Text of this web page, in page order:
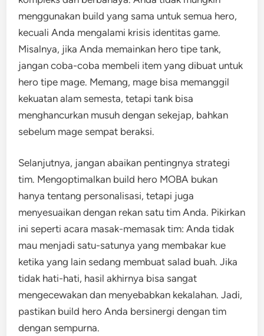
menggunakan build yang sama untuk semua hero,
kecuali Anda mengalami krisis identitas game.
Misalnya, jika Anda memainkan hero tipe tank,
jangan coba-coba membeli item yang dibuat untuk
hero tipe mage. Memang, mage bisa memanggil
kekuatan alam semesta, tetapi tank bisa
menghancurkan musuh dengan sekejap, bahkan
sebelum mage sempat beraksi.
Selanjutnya, jangan abaikan pentingnya strategi
tim. Mengoptimalkan build hero MOBA bukan
hanya tentang personalisasi, tetapi juga
menyesuaikan dengan rekan satu tim Anda. Pikirkan
ini seperti acara masak-memasak tim: Anda tidak
mau menjadi satu-satunya yang membakar kue
ketika yang lain sedang membuat salad buah. Jika
tidak hati-hati, hasil akhirnya bisa sangat
mengecewakan dan menyebabkan kekalahan. Jadi,
pastikan build hero Anda bersinergi dengan tim
dengan sempurna.